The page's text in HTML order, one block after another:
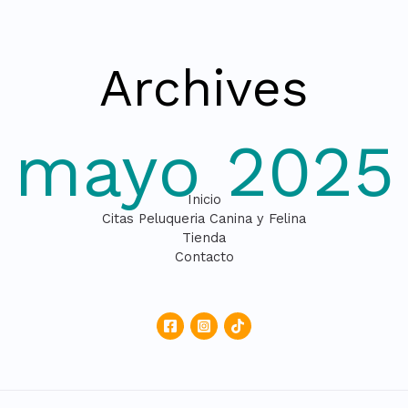
Archives
mayo 2025
Inicio
Citas Peluqueria Canina y Felina
Tienda
Contacto